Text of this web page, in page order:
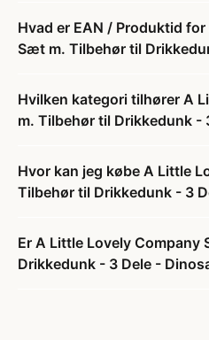
Hvad er EAN / Produktid
Sæt m. Tilbehør til
Hvilken kategori tilhører A
m. Tilbehør til Drikkedunk -
Hvor kan jeg købe A Little
Tilbehør til Drikkedunk - 3
Er A Little Lovely
Drikkedunk - 3 Dele -